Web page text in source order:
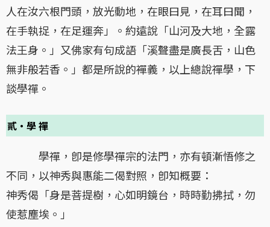
人在汝六根門頭，放光動地，在眼曰見，在耳曰聞，
在手執捉，在足運奔」。約遠說「山河及大地，全露
法王身。」又佛家有句成語「溪聲盡是廣長舌，山色
無非般若香。」都是所說的襌義，以上總說禪學，下
談學禪。
貳・學 禪
學禪，卽是修學禪宗的法門，亦有頓漸悟修之
不同，以神秀與惠能二偈對照，卽知概要：
神秀偈「身是菩提樹，心如明鏡台，時時勤拂拭，勿
使惹塵埃。」